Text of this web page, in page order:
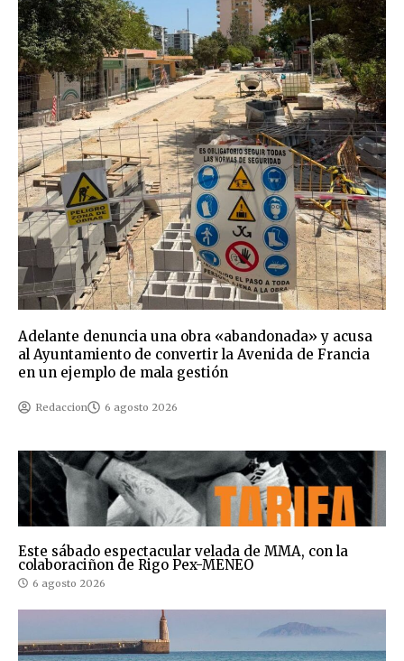
Adelante denuncia una obra «abandonada» y acusa
al Ayuntamiento de convertir la Avenida de Francia
en un ejemplo de mala gestión
Redaccion 6 agosto 2026
Este sábado espectacular velada de MMA, con la
colaboraciñon de Rigo Pex-MENEO
6 agosto 2026